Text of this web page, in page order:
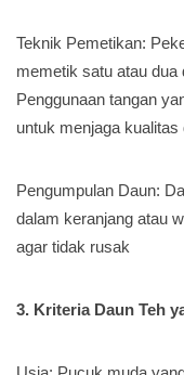
Teknik Pemetikan:
memetik satu atau dua
Penggunaan tangan
untuk menjaga kualitas
Pengumpulan Daun:
dalam keranjang atau
agar tidak rusak
3. Kriteria Daun Teh